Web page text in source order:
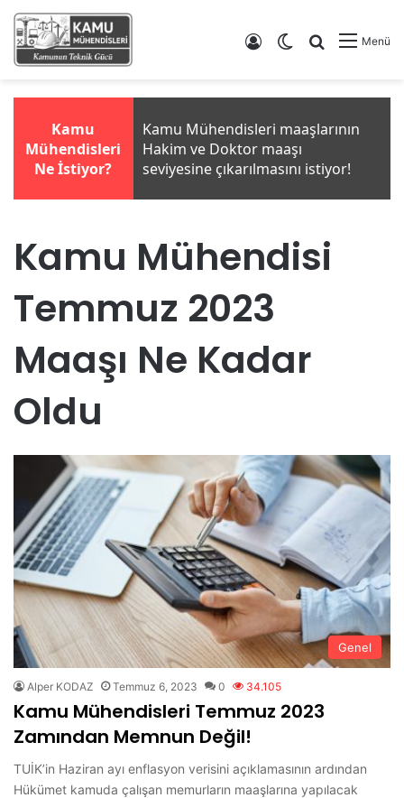
Menü
Arama yap
Dış görünümü
Giriş Yap
Kamu Mühendisi
Temmuz 2023
Maaşı Ne Kadar
Oldu
Genel
Alper KODAZ Temmuz 6, 2023 0 34.105
Kamu Mühendisleri Temmuz 2023
Zamından Memnun Değil!
TUİK’in Haziran ayı enflasyon verisini açıklamasının ardından
Hükümet kamuda çalışan memurların maaşlarına yapılacak